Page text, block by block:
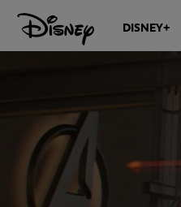
DISNEY+